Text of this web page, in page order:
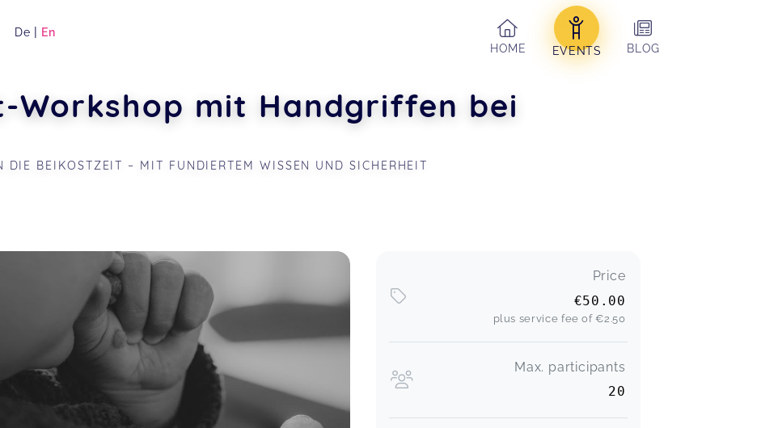
De | En
HOME
EVENTS BLOG
Workshop mit Handgriffen bei
DIE BEIKOSTZEIT – MIT FUNDIERTEM WISSEN UND SICHERHEIT
Super informativer Kurs vor allem bei
Start der Beikost mit viele Tipps und
guten Rezeptideen egal ob Brei oder
blw!
Price
€50.00
plus service fee of€2.50
Max. participants
20